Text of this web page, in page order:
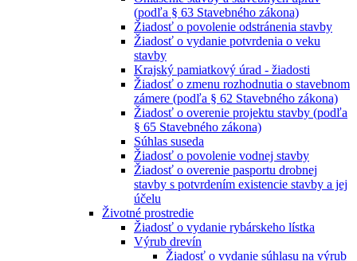
(podľa § 63 Stavebného zákona)
Žiadosť o povolenie odstránenia stavby
Žiadosť o vydanie potvrdenia o veku
stavby
Krajský pamiatkový úrad - žiadosti
Žiadosť o zmenu rozhodnutia o stavebnom
zámere (podľa § 62 Stavebného zákona)
Žiadosť o overenie projektu stavby (podľa
§ 65 Stavebného zákona)
Súhlas suseda
Žiadosť o povolenie vodnej stavby
Žiadosť o overenie pasportu drobnej
stavby s potvrdením existencie stavby a jej
účelu
Životné prostredie
Žiadosť o vydanie rybárskeho lístka
Výrub drevín
Žiadosť o vydanie súhlasu na výrub